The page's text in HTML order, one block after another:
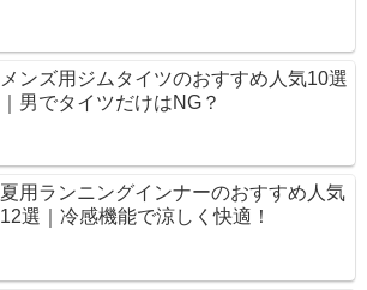
メンズ用ジムタイツのおすすめ人気10選
｜男でタイツだけはNG？
夏用ランニングインナーのおすすめ人気
12選｜冷感機能で涼しく快適！